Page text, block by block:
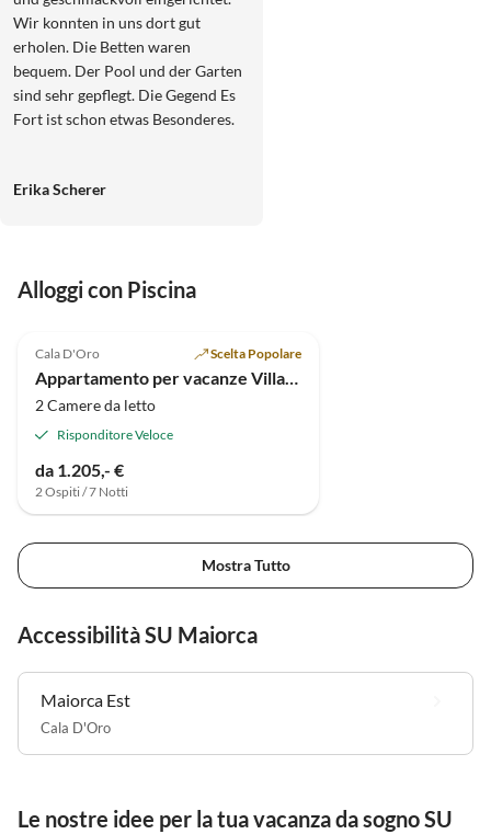
Wir konnten in uns dort gut
erholen. Die Betten waren
bequem. Der Pool und der Garten
sind sehr gepflegt. Die Gegend Es
Fort ist schon etwas Besonderes.
Erika Scherer
Alloggi con Piscina
Cala D'Oro Scelta Popolare
Appartamento per vacanze Villa Schmidt
2 Camere da letto
Risponditore Veloce
da 1.205,- €
2 Ospiti / 7 Notti
Mostra Tutto
Accessibilità SU Maiorca
Maiorca Est
Cala D'Oro
Le nostre idee per la tua vacanza da sogno SU